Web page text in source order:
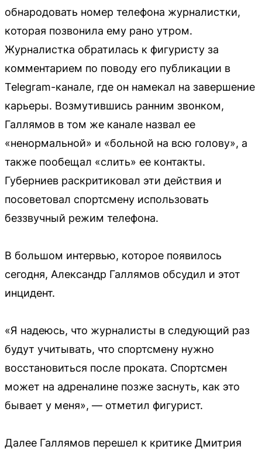
обнародовать номер телефона журналистки,
которая позвонила ему рано утром.
Журналистка обратилась к фигуристу за
комментарием по поводу его публикации в
Telegram-канале, где он намекал на завершение
карьеры. Возмутившись ранним звонком,
Галлямов в том же канале назвал ее
«ненормальной» и «больной на всю голову», а
также пообещал «слить» ее контакты.
Губерниев раскритиковал эти действия и
посоветовал спортсмену использовать
беззвучный режим телефона.
В большом интервью, которое появилось
сегодня, Александр Галлямов обсудил и этот
инцидент.
«Я надеюсь, что журналисты в следующий раз
будут учитывать, что спортсмену нужно
восстановиться после проката. Спортсмен
может на адреналине позже заснуть, как это
бывает у меня», — отметил фигурист.
Далее Галлямов перешел к критике Дмитрия